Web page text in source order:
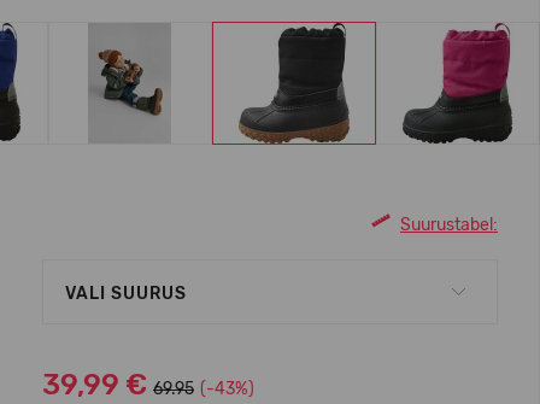
Suurustabel:
VALI SUURUS
39,99 € 69.95 (-43%)